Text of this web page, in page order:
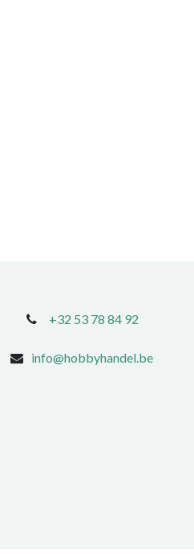
+32 53 78 84 92
info@hobbyhandel.be